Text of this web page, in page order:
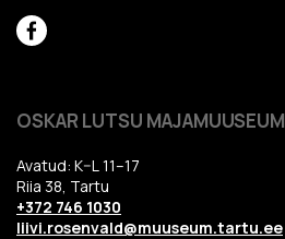
OSKAR LUTSU MAJAMUUSEUM
Avatud: K–L 11–17
Riia 38, Tartu
+372 746 1030
liivi.rosenvald@muuseum.tartu.ee